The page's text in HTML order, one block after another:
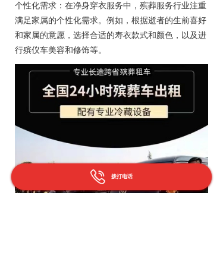
个性化需求：在净身穿衣服务中，殡葬服务行业注重
满足家属的个性化需求。例如，根据逝者的生前喜好
和家属的意愿，选择合适的寿衣款式和颜色，以及进
行殡仪车美容和修饰等。
拨打电话